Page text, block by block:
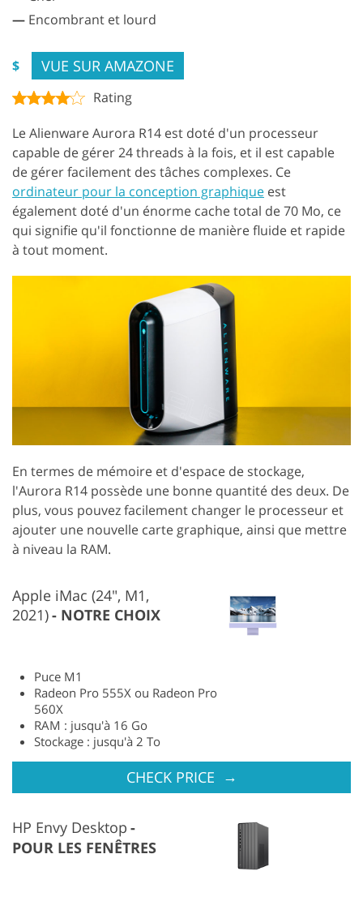
— Encombrant et lourd
$ VUE SUR AMAZONE
Rating
Le Alienware Aurora R14 est doté d'un processeur
capable de gérer 24 threads à la fois, et il est capable
de gérer facilement des tâches complexes. Ce
ordinateur pour la conception graphique est
également doté d'un énorme cache total de 70 Mo, ce
qui signifie qu'il fonctionne de manière fluide et rapide
à tout moment.
En termes de mémoire et d'espace de stockage,
l'Aurora R14 possède une bonne quantité des deux. De
plus, vous pouvez facilement changer le processeur et
ajouter une nouvelle carte graphique, ainsi que mettre
à niveau la RAM.
Apple iMac (24", M1,
2021)
NOTRE CHOIX
Puce M1
Radeon Pro 555X ou Radeon Pro
560X
RAM : jusqu'à 16 Go
Stockage : jusqu'à 2 To
CHECK PRICE →
HP Envy Desktop
POUR LES FENÊTRES